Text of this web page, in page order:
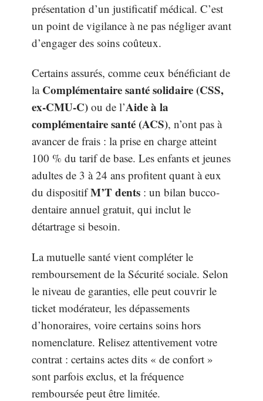
présentation d’un justificatif médical. C’est
un point de vigilance à ne pas négliger avant
d’engager des soins coûteux.
Certains assurés, comme ceux bénéficiant de
la Complémentaire santé solidaire (CSS,
ex-CMU-C) ou de l’Aide à la
complémentaire santé (ACS), n’ont pas à
avancer de frais : la prise en charge atteint
100 % du tarif de base. Les enfants et jeunes
adultes de 3 à 24 ans profitent quant à eux
du dispositifM’T dents : un bilan bucco-
dentaire annuel gratuit, qui inclut le
détartrage si besoin.
La mutuelle santé vient compléter le
remboursement de la Sécurité sociale. Selon
le niveau de garanties, elle peut couvrir le
ticket modérateur, les dépassements
d’honoraires, voire certains soins hors
nomenclature. Relisez attentivement votre
contrat : certains actes dits « de confort »
sont parfois exclus, et la fréquence
remboursée peut être limitée.